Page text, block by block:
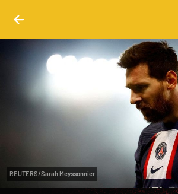
REUTERS/Sarah Meyssonnier